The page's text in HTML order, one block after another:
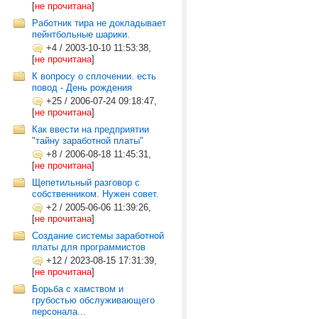
[не прочитана]
Работник тира не докладывает
пейнтбольные шарики.
+4 / 2003-10-10 11:53:38,
[не прочитана]
К вопросу о сплочении. есть
повод - День рождения
+25 / 2006-07-24 09:18:47,
[не прочитана]
Как ввести на предприятии
"тайну заработной платы"
+8 / 2006-08-18 11:45:31,
[не прочитана]
Щепетильный разговор с
собственником. Нужен совет.
+2 / 2005-06-06 11:39:26,
[не прочитана]
Создание системы заработной
платы для программистов
+12 / 2023-08-15 17:31:39,
[не прочитана]
Борьба с хамством и
грубостью обслуживающего
персонала...